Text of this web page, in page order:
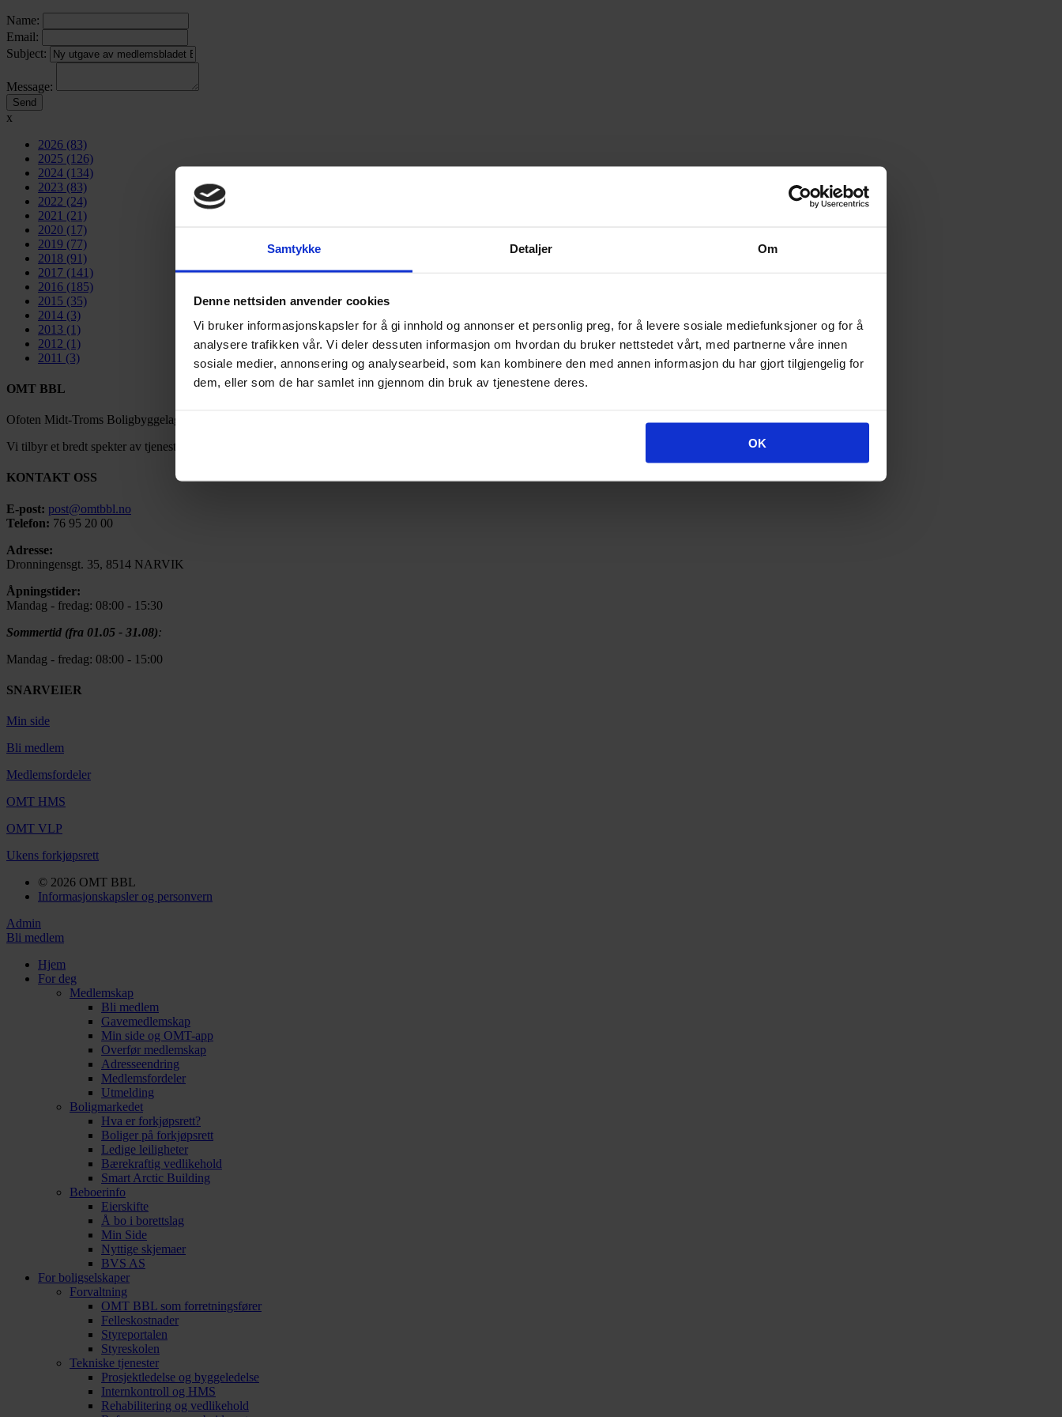
Samtykke Detaljer Om
Denne nettsiden anvender cookies
Vi bruker informasjonskapsler for å gi innhold og annonser et personlig preg, for å levere sosiale mediefunksjoner og for å
analysere trafikken vår. Vi deler dessuten informasjon om hvordan du bruker nettstedet vårt, med partnerne våre innen
sosiale medier, annonsering og analysearbeid, som kan kombinere den med annen informasjon du har gjort tilgjengelig for
dem, eller som de har samlet inn gjennom din bruk av tjenestene deres.
OK
Name:
Email:
Subject:
Message:
x
2026 (83)
2025 (126)
2024 (134)
2023 (83)
2022 (24)
2021 (21)
2020 (17)
2019 (77)
2018 (91)
2017 (141)
2016 (185)
2015 (35)
2014 (3)
2013 (1)
2012 (1)
2011 (3)
OMT BBL
Ofoten Midt-Troms Boligbyggelag ble stiftet under navnet Narvik Boligbyggelag så tidlig som i 1946.
Vi tilbyr et bredt spekter av tjenester tilpasset det moderne boligmarkedet.
KONTAKT OSS
E-post: post@omtbbl.no
Telefon: 76 95 20 00
Adresse:
Dronningensgt. 35, 8514 NARVIK
Åpningstider:
Mandag - fredag: 08:00 - 15:30
Sommertid (fra 01.05 - 31.08):
Mandag - fredag: 08:00 - 15:00
SNARVEIER
Min side
Bli medlem
Medlemsfordeler
OMT HMS
OMT VLP
Ukens forkjøpsrett
© 2026 OMT BBL
Informasjonskapsler og personvern
Admin
Bli medlem
Hjem
For deg
Medlemskap
Bli medlem
Gavemedlemskap
Min side og OMT-app
Overfør medlemskap
Adresseendring
Medlemsfordeler
Utmelding
Boligmarkedet
Hva er forkjøpsrett?
Boliger på forkjøpsrett
Ledige leiligheter
Bærekraftig vedlikehold
Smart Arctic Building
Beboerinfo
Eierskifte
Å bo i borettslag
Min Side
Nyttige skjemaer
BVS AS
For boligselskaper
Forvaltning
OMT BBL som forretningsfører
Felleskostnader
Styreportalen
Styreskolen
Tekniske tjenester
Prosjektledelse og byggeledelse
Internkontroll og HMS
Rehabilitering og vedlikehold